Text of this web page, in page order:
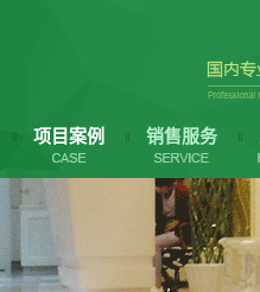
项目案例 销售服务